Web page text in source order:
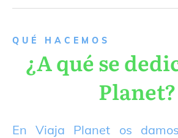
QUÉ HACEMOS
¿A qué se
Planet?
En Viaja Planet os